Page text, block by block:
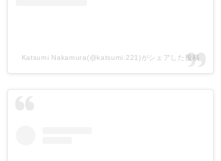
Katsumi Nakamura(@katsumi.221)がシェアした投稿